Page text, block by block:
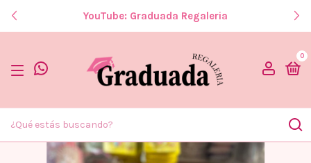
YouTube: Graduada Regaleria
0